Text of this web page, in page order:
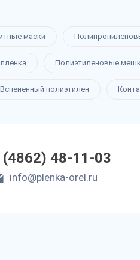
маски
Полиэтиленовые
Вспененный полиэтилен
(4862) 48-11-03
info@plenka-orel.ru